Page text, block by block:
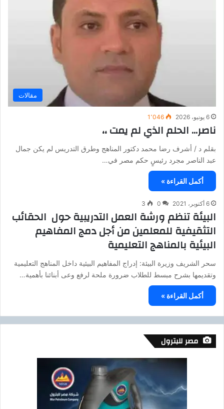
مقالات
6 يونيو، 2026 1٬046
ناصر… الحلم الذي لم يمت ،،
بقلم د / أشرف رضا محمد دكتور المناهج وطرق التدريس لم يكن جمال
عبد الناصر مجرد رئيسٍ حكم مصر في…
أكمل القراءة »
6 أكتوبر، 2021 0
3
البيئة تنظم ورشة العمل التدريبية حول الحقائب
التثقيفية للمعلمين من أجل دمج المفاهيم
البيئية بالمناهج التعليمية
سحر الشريف وزيرة البيئة: إدراج المفاهيم البيئية داخل المناهج التعليمية
وتقديمها بشرح مبسط للطلاب ضرورة ملحة لرفع وعى أبنائنا بأهمية…
أكمل القراءة »
مصر للبترول